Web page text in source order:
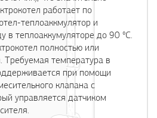
работает по
теплоаккмулятор и
в теплоаккумуляторе до 90 °C.
полностью или
Требуемая температура в
при помощи
клапана с
управляется датчиком